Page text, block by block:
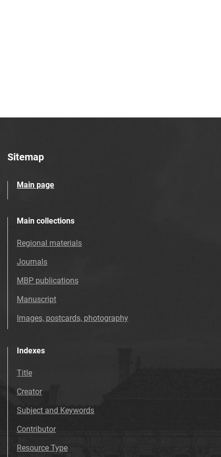
Feliksa Dzierżyńskiego. 1969, nr 48
Feliksa Dzierżyńskiego. 1969, nr 49
Tarnowskie Azoty : Organ Samorządu
Feliksa Dzierżyńskiego. 1969, nr 50
Tarnowskie Azoty : Organ Samorządu
Feliksa Dzierżyńskiego. 1969, nr 51
Tarnowskie Azoty : Organ Samorządu
Tarnowskie Azoty : Organ Samorządu
Tarnowskie Azoty : Organ Samorządu
Robotniczego Zakładów Azotowych im.
Tarnowskie Azoty : Organ Samorządu
Robotniczego Zakładów Azotowych im.
Sitemap
Main page
Main collections
Regional materials
Journals
MBP publications
Manuscript
Images, postcards, photography
Indexes
Title
Creator
Subject and Keywords
Contributor
Resource Type